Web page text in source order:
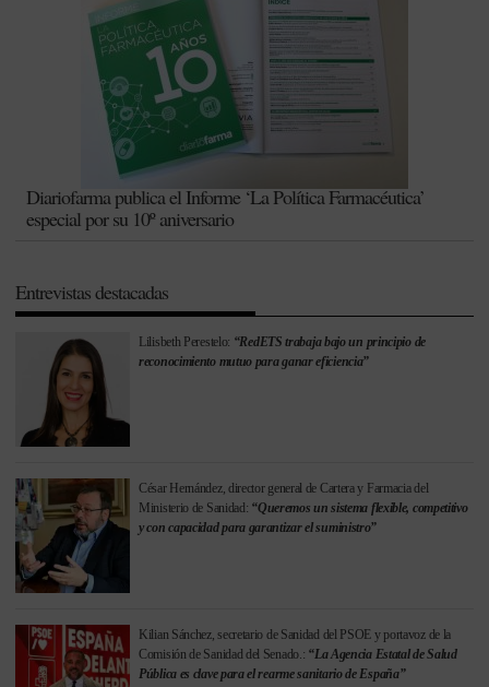
Diariofarma publica el Informe ‘La Política Farmacéutica’
especial por su 10º aniversario
Entrevistas destacadas
Lilisbeth Perestelo: “RedETS trabaja bajo un principio de
reconocimiento mutuo para ganar eficiencia”
César Hernández, director general de Cartera y Farmacia del
Ministerio de Sanidad: “Queremos un sistema flexible, competitivo
y con capacidad para garantizar el suministro”
Kilian Sánchez, secretario de Sanidad del PSOE y portavoz de la
Comisión de Sanidad del Senado.: “La Agencia Estatal de Salud
Pública es clave para el rearme sanitario de España”